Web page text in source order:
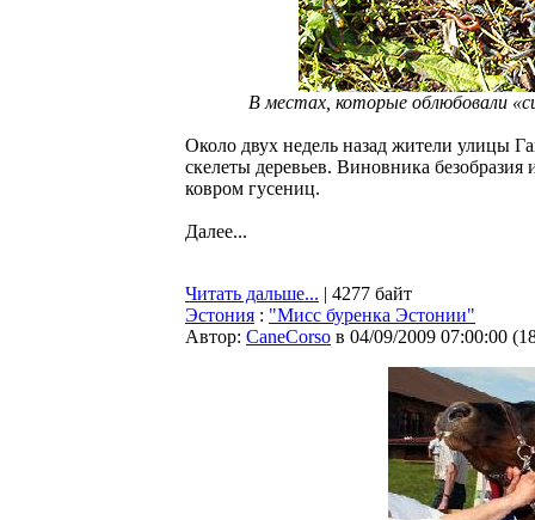
В местах, которые облюбовали
Около двух недель назад жители улицы
скелеты деревьев. Виновника
ковром гусениц.
Далее...
Читать дальше... | 4277 байт
Эстония : "Мисс буренка Эстонии"
Автор: CaneCorso в 04/09/2009 07:00:00 (